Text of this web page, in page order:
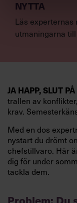
NYTTA
Läs experternas
utmaningarna
JA HAPP, SLUT PÅ
trallen av
krav.
Med en dos
nystart du drömt
chefstillvaro. Här
dig för under
tackla dem.